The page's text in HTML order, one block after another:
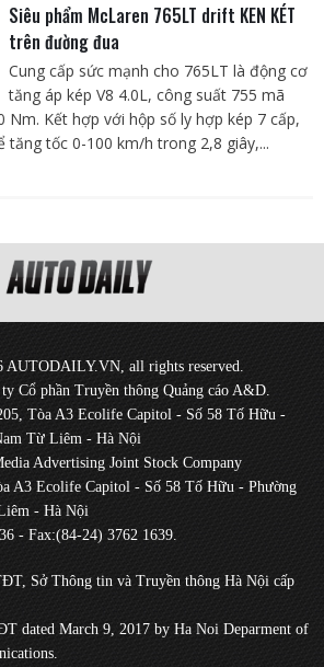
Siêu phẩm McLaren 765LT drift KEN KÉT
trên đường đua
Cung cấp sức mạnh cho 765LT là động cơ
tăng áp kép V8 4.0L, công suất 755 mã
Nm. Kết hợp với hộp số ly hợp kép 7 cấp,
tăng tốc 0-100 km/h trong 2,8 giây,...
all rights reserved.
Cổ phần Truyền thông Quảng cáo A&D.
Tòa A3 Ecolife Capitol - Số 58 Tố Hữu -
Từ Liêm - Hà Nội
Advertising Joint Stock Company
A3 Ecolife Capitol - Số 58 Tố Hữu - Phường
- Hà Nội
- Fax:(84-24) 3762 1639.
Sở Thông tin và Truyền thông Hà Nội cấp
dated March 9, 2017 by Ha Noi Deparment of